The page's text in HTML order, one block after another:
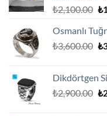
₺2,100.00 ₺
Osmanlı
₺3,600.00 ₺
Dikdörtgen
₺2,900.00 ₺